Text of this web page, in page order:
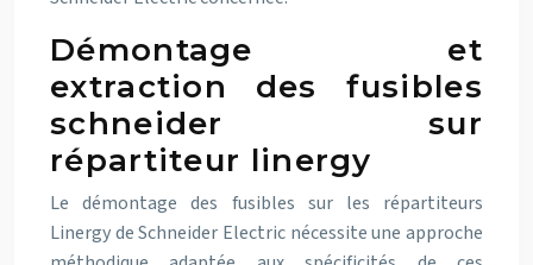
Démontage et
extraction des fusibles
schneider sur
répartiteur linergy
Le démontage des fusibles sur les répartiteurs
Linergy de Schneider Electric nécessite une approche